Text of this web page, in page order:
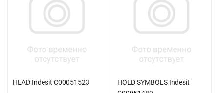
HEAD Indesit C00051523
HOLD SYMBOLS Indesit